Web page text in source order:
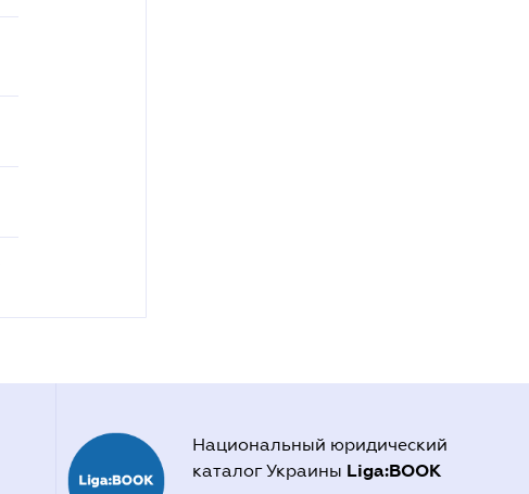
Национальный юридический
каталог Украины Liga:BOOK